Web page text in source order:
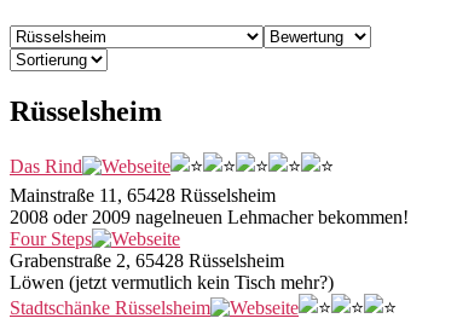
Rüsselsheim
Das Rind
Mainstraße 11, 65428 Rüsselsheim
2008 oder 2009 nagelneuen Lehmacher bekommen!
Four Steps
Grabenstraße 2, 65428 Rüsselsheim
Löwen (jetzt vermutlich kein Tisch mehr?)
Stadtschänke Rüsselsheim